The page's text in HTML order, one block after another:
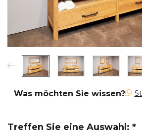
Was möchten Sie wissen?
Treffen Sie eine Auswahl: *